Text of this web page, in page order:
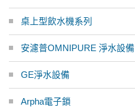
桌上型飲水機系列
安濾普OMNIPURE 淨水設備
GE淨水設備
Arpha電子鎖